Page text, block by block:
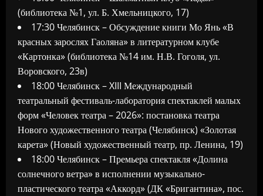
(библиотека №1, ул. Б. Хмельницкого, 17)
17:30 Челябинск – Обсуждение книги Мо Янь «В
красных зарослях Гаоляна» в литературном клубе
«Картонка» (библиотека №14 им. Н.В. Гоголя, ул.
Воровского, 23в)
18:00 Челябинск – XIII Международный
театральный фестиваль-лаборатория спектаклей малых
форм «Человек театра – 2026»: постановка театра
Нового художественного театра (Челябинск) «Золотая
карета» (Новый художественный театр, пр. Ленина, 19)
18:00 Челябинск – Премьера спектакля «Долина
солнечного ветра» в исполнении музыкально-
пластического театра «Аккорд» (ДК «Бригантина», пос.